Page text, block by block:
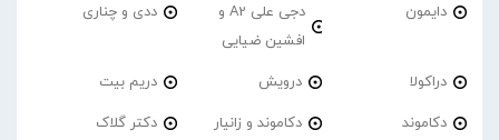
دایمون
دجی علی A2 و
افشین ضیایی
ددی و چناری
دراکولا درویش دریم بیت
دکاموند دکاموند و زانیار دکتر گلاک